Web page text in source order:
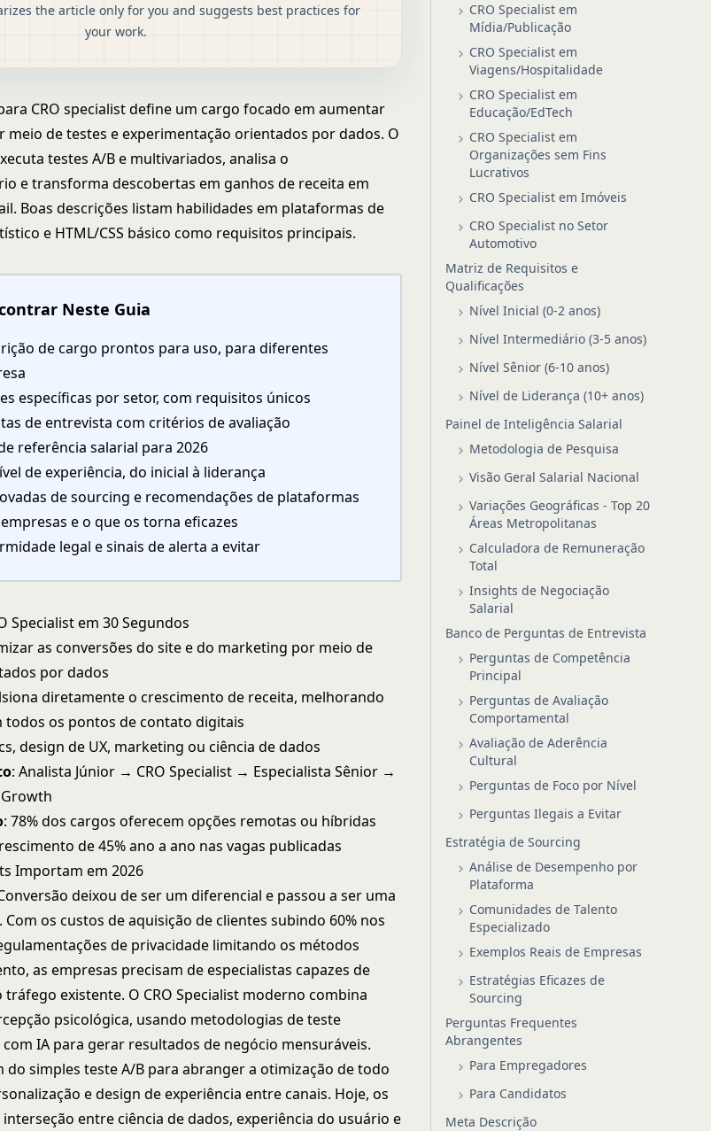
the article only for you and suggests best practices for
your work.
CRO specialist define um cargo focado em aumentar
meio de testes e experimentação orientados por dados. O
testes A/B e multivariados, analisa o
e transforma descobertas em ganhos de receita em
Boas descrições listam habilidades em plataformas de
e HTML/CSS básico como requisitos principais.
Neste Guia
de cargo prontos para uso, para diferentes
específicas por setor, com requisitos únicos
de entrevista com critérios de avaliação
referência salarial para 2026
de experiência, do inicial à liderança
de sourcing e recomendações de plataformas
e o que os torna eficazes
legal e sinais de alerta a evitar
Specialist em 30 Segundos
as conversões do site e do marketing por meio de
por dados
diretamente o crescimento de receita, melhorando
todos os pontos de contato digitais
design de UX, marketing ou ciência de dados
: Analista Júnior → CRO Specialist → Especialista Sênior →
: 78% dos cargos oferecem opções remotas ou híbridas
de 45% ano a ano nas vagas publicadas
Importam em 2026
deixou de ser um diferencial e passou a ser uma
os custos de aquisição de clientes subindo 60% nos
de privacidade limitando os métodos
as empresas precisam de especialistas capazes de
existente. O CRO Specialist moderno combina
psicológica, usando metodologias de teste
IA para gerar resultados de negócio mensuráveis.
do simples teste A/B para abranger a otimização de todo
e design de experiência entre canais. Hoje, os
interseção entre ciência de dados, experiência do usuário e
CRO Specialist em
Mídia/Publicação
CRO Specialist em
Viagens/Hospitalidade
CRO Specialist em
Educação/EdTech
CRO Specialist em
Organizações sem Fins
Lucrativos
CRO Specialist em Imóveis
CRO Specialist no Setor
Automotivo
Matriz de Requisitos e
Qualificações
Nível Inicial (0-2 anos)
Nível Intermediário (3-5 anos)
Nível Sênior (6-10 anos)
Nível de Liderança (10+ anos)
Painel de Inteligência Salarial
Metodologia de Pesquisa
Visão Geral Salarial Nacional
Variações Geográficas - Top 20
Áreas Metropolitanas
Calculadora de Remuneração
Total
Insights de Negociação
Salarial
Banco de Perguntas de Entrevista
Perguntas de Competência
Principal
Perguntas de Avaliação
Comportamental
Avaliação de Aderência
Cultural
Perguntas de Foco por Nível
Perguntas Ilegais a Evitar
Estratégia de Sourcing
Análise de Desempenho por
Plataforma
Comunidades de Talento
Especializado
Exemplos Reais de Empresas
Estratégias Eficazes de
Sourcing
Perguntas Frequentes
Abrangentes
Para Empregadores
Para Candidatos
Meta Descrição